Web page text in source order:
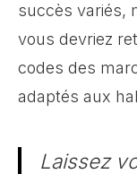
succès variés,
vous devriez
codes des
adaptés aux
Laissez